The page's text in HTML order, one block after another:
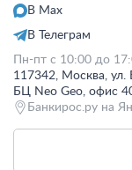
В Max
В Телеграм
Пн-пт с 10:00 до
117342, Москва, ул.
БЦ Neo Geo, офис
Банкирос.ру на